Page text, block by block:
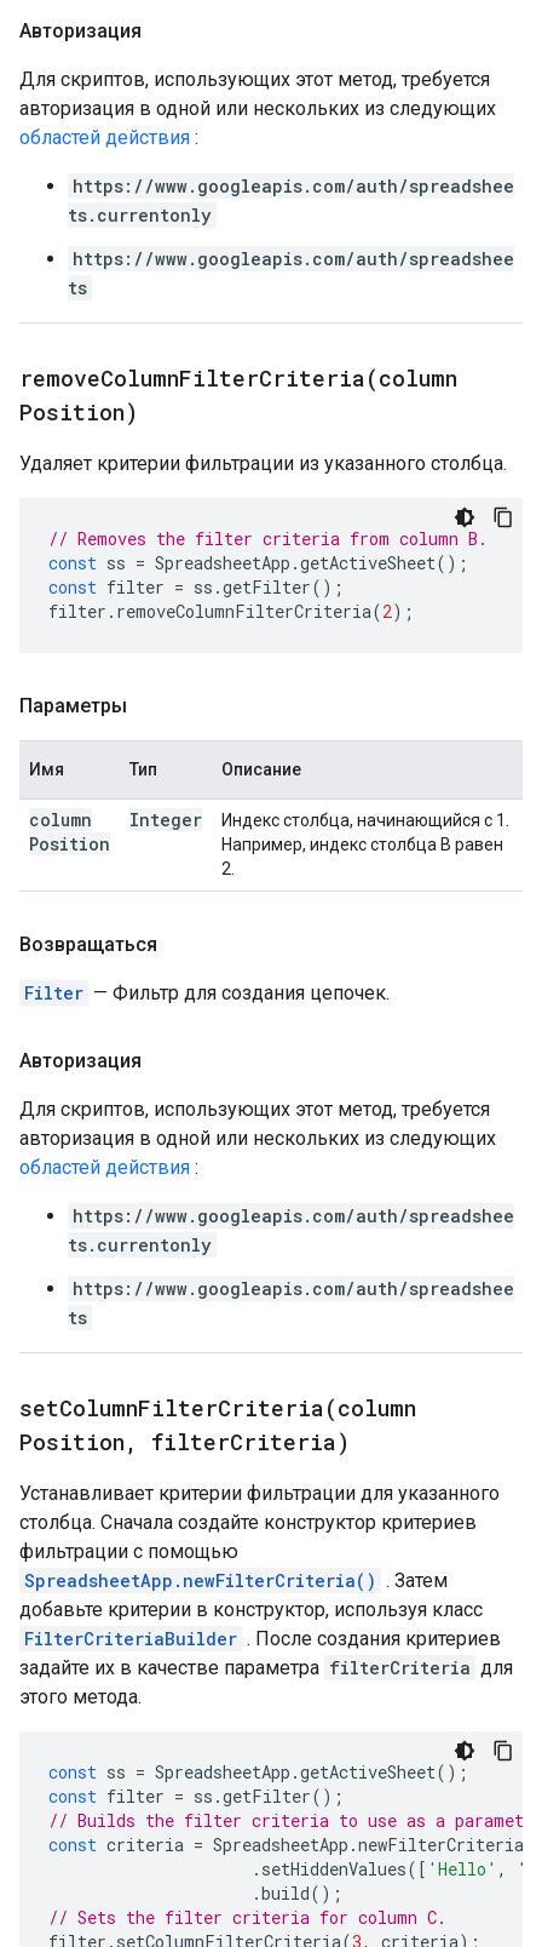
Авторизация
Для скриптов, использующих этот метод, требуется
авторизация в одной или нескольких из следующих
областей действия :
https://www.googleapis.com/auth/spreadshee
ts.currentonly
https://www.googleapis.com/auth/spreadshee
ts
removeColumnFilterCriteria(column
Position)
Удаляет критерии фильтрации из указанного столбца.
// Removes the filter criteria from column B.
const ss = SpreadsheetApp .getActiveSheet();
const filter = ss .getFilter();
filter . removeColumnFilterCriteria(2);
Параметры
Имя Тип Описание
column
Position
Integer
Индекс столбца, начинающийся с 1.
Например, индекс столбца B равен
2.
Возвращаться
Filter — Фильтр для создания цепочек.
Авторизация
Для скриптов, использующих этот метод, требуется
авторизация в одной или нескольких из следующих
областей действия :
https://www.googleapis.com/auth/spreadshee
ts.currentonly
https://www.googleapis.com/auth/spreadshee
ts
setColumnFilterCriteria(column
Position , filterCriteria)
Устанавливает критерии фильтрации для указанного
столбца. Сначала создайте конструктор критериев
фильтрации с помощью
SpreadsheetApp.newFilterCriteria() . Затем
добавьте критерии в конструктор, используя класс
FilterCriteriaBuilder . После создания критериев
задайте их в качестве параметра filterCriteria для
этого метода.
const ss = SpreadsheetApp .getActiveSheet();
const filter = ss .getFilter();
// Builds the filter criteria to use as a
const criteria = SpreadsheetApp .newFilterCriteria
. setHiddenValues([ 'Hello' ,
.build();
// Sets the filter criteria for column C.
filter . setColumnFilterCriteria(3, criteria);